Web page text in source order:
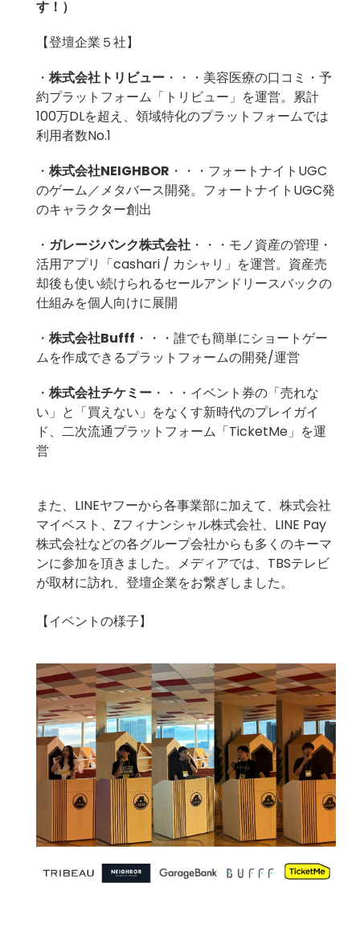
す！）
【登壇企業５社】
・ 株式会社トリビュー ・・・美容医療の口コミ・予
約プラットフォーム「トリビュー」を運営。累計
100万DLを超え、領域特化のプラットフォームでは
利用者数No.1
・ 株式会社NEIGHBOR ・・・フォートナイトUGC
のゲーム／メタバース開発。フォートナイトUGC発
のキャラクター創出
・ ガレージバンク株式会社・・・モノ資産の管理・
活用アプリ「cashari / カシャリ」を運営。資産売
却後も使い続けられるセールアンドリースバックの
仕組みを個人向けに展開
・ 株式会社Bufff ・・・誰でも簡単にショートゲー
ムを作成できるプラットフォームの開発/運営
・ 株式会社チケミー ・・・イベント券の「売れな
い」と「買えない」をなくす新時代のプレイガイ
ド、二次流通プラットフォーム「TicketMe」を運
営
また、LINEヤフーから各事業部に加えて、株式会社
マイベスト、Zフィナンシャル株式会社、LINE Pay
株式会社などの各グループ会社からも多くのキーマ
ンに参加を頂きました。メディアでは、TBSテレビ
が取材に訪れ、登壇企業をお繋ぎしました。
【イベントの様子】